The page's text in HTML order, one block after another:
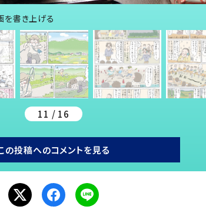
を書き上げる
11 / 16
の投稿へのコメントを見る